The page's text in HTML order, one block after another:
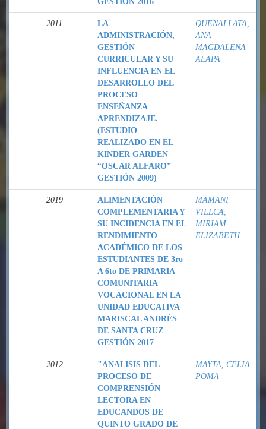
2011
LA
ADMINISTRACIÓN,
GESTIÓN
CURRICULAR Y SU
INFLUENCIA EN EL
DESARROLLO DEL
PROCESO
ENSEÑANZA
APRENDIZAJE.
(ESTUDIO
REALIZADO EN EL
KINDER GARDEN
“OSCAR ALFARO”
GESTIÓN 2009)
QUENALLATA,
ANA
MAGDALENA
ALAPA
2019
ALIMENTACIÓN
COMPLEMENTARIA Y
SU INCIDENCIA EN EL
RENDIMIENTO
ACADÉMICO DE LOS
ESTUDIANTES DE 3ro
A 6to DE PRIMARIA
COMUNITARIA
VOCACIONAL EN LA
UNIDAD EDUCATIVA
MARISCAL ANDRÉS
DE SANTA CRUZ
GESTIÓN 2017
MAMANI
VILLCA,
MIRIAM
ELIZABETH
2012
"ANALISIS DEL
PROCESO DE
COMPRENSIÓN
LECTORA EN
EDUCANDOS DE
QUINTO GRADO DE
MAYTA, CELIA
POMA